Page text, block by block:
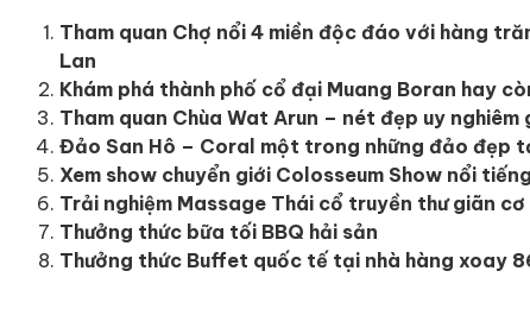
Tham quan Chợ nổi 4 miền độc đáo với hàng
Lan
Khám phá thành phố cổ đại Muang Boran hay
Tham quan Chùa Wat Arun – nét đẹp uy
Đảo San Hô – Coral một trong những đảo đẹp
Xem show chuyển giới Colosseum Show nổi
Trải nghiệm Massage Thái cổ truyền thư giãn
Thưởng thức bữa tối BBQ hải sản
Thưởng thức Buffet quốc tế tại nhà hàng xoay